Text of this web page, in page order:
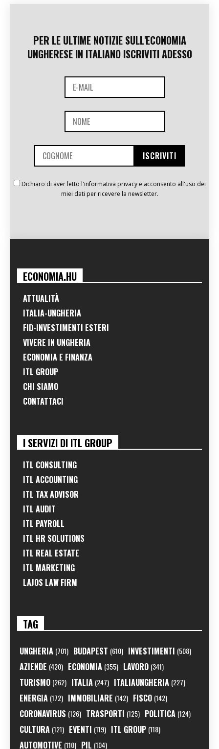
PER LE ULTIME NOTIZIE SULL'ECONOMIA
UNGHERESE IN ITALIANO ISCRIVITI ADESSO
Dichiaro di aver letto l'informativa privacy e acconsento all'uso dei
miei dati per ricevere la newsletter.
ECONOMIA.HU
ATTUALITÀ
ITALIA-UNGHERIA
FID-INVESTIMENTI ESTERI
VIVERE IN UNGHERIA
ECONOMIA E FINANZA
ITL GROUP
CHI SIAMO
CONTATTACI
I SERVIZI DI ITL GROUP
ITL CONSULTING
ITL ACCOUNTING
ITL TAX ADVISOR
ITL AUDIT
ITL PAYROLL
ITL HR SOLUTIONS
ITL REAL ESTATE
ITL MARKETING
LAJOS LAW FIRM
TAG
UNGHERIA (701) BUDAPEST (610) INVESTIMENTI (508)
AZIENDE (420) ECONOMIA (355) LAVORO (341)
TURISMO (262) ITALIA (247) ITALIAUNGHERIA (227)
ENERGIA (172) IMMOBILIARE (142) FISCO (142)
CORONAVIRUS (126) TRASPORTI (125) POLITICA (124)
CULTURA (121) EVENTI (119) ITL GROUP (118)
AUTOMOTIVE (110) PIL (104)